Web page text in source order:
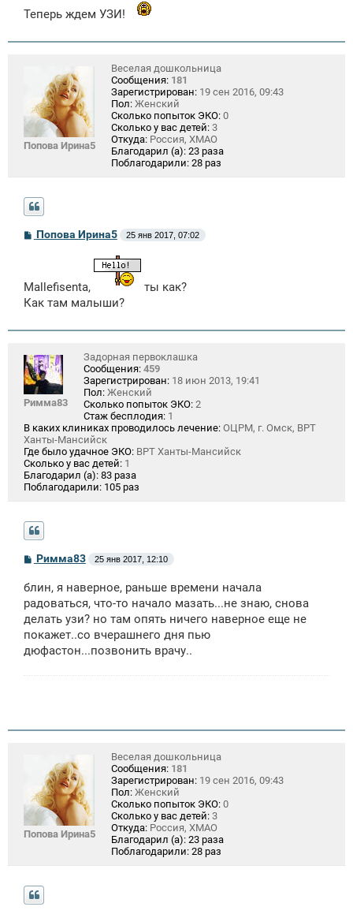
Теперь ждем УЗИ!
Попова Ирина5
Веселая дошкольница
Сообщения: 181
Зарегистрирован: 19 сен 2016, 09:43
Пол: Женский
Сколько попыток ЭКО: 0
Сколько у вас детей: 3
Откуда: Россия, ХМАО
Благодарил (а): 23 раза
Поблагодарили: 28 раз
С
е
н
и
Попова Ирина5 25 янв 2017, 07:02
Mallefisenta,
ты как?
Как там малыши?
Римма83
Задорная первоклашка
Сообщения: 459
Зарегистрирован: 18 июн 2013, 19:41
Пол: Женский
Сколько попыток ЭКО: 2
Стаж бесплодия: 1
В каких клиниках проводилось лечение: ОЦРМ, г. Омск, ВРТ
Ханты-Мансийск
Где было удачное ЭКО: ВРТ Ханты-Мансийск
Сколько у вас детей: 1
Благодарил (а): 83 раза
Поблагодарили: 105 раз
С
б
щ
е
н
и
Римма83 25 янв 2017, 12:10
блин, я наверное, раньше времени начала
радоваться, что-то начало мазать...не знаю, снова
делать узи? но там опять ничего наверное еще не
покажет..со вчерашнего дня пью
дюфастон...позвонить врачу..
Попова Ирина5
Веселая дошкольница
Сообщения: 181
Зарегистрирован: 19 сен 2016, 09:43
Пол: Женский
Сколько попыток ЭКО: 0
Сколько у вас детей: 3
Откуда: Россия, ХМАО
Благодарил (а): 23 раза
Поблагодарили: 28 раз